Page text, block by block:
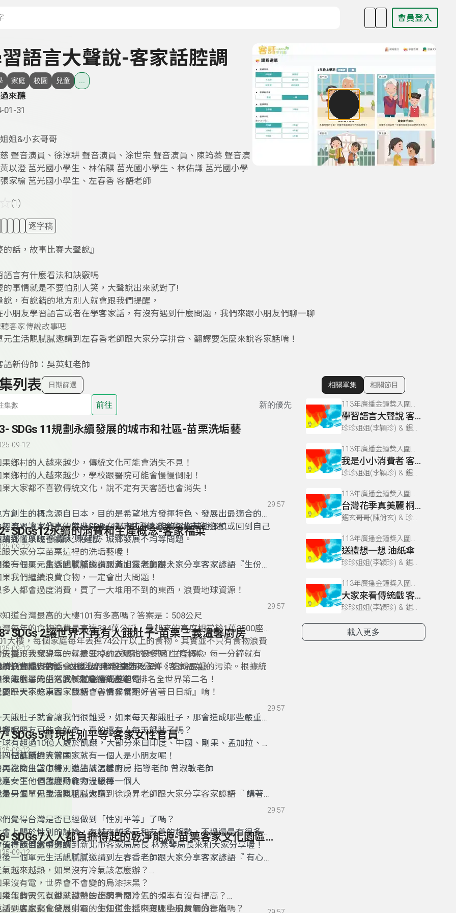
會員登入
語言大聲說-客家話腔調
家庭 校園 兒童
來聽
01-31
姐&小玄哥哥
聲音演員、徐淳耕 聲音演員、涂世宗 聲音演員、陳筠蓁 聲音演
以澄 莒光國小學生、林佑騏 莒光國小學生、林佑謙 莒光國小學
家榆 莒光國小學生、左春香 客語老師
(1)
逐字稿
話，故事比賽大聲說』
語言有什麼看法和訣竅嗎
的事情就是不要怕別人笑，大聲說出來就對了!
說，有說錯的地方別人就會跟我們提醒，
小朋友學習語言或者在學客家話，有沒有遇到什麼問題，我們來跟小朋友們聊一聊
客家傳說故事吧
元生活靚膩膩邀請到左春香老師跟大家分享拼音、翻譯要怎麼來說客家話唷！
語新傳師：吳英虹老師
列表 日期篩選
前往 新的優先
SDGs 11規劃永續發展的城市和社區-苗栗洗垢藝
09-12
果鄉村的人越來越少，傳統文化可能會消失不見！
果鄉村的人越來越少，學校跟醫院可能會慢慢倒閉！
果大家都不喜歡傳統文化，說不定有天客語也會消失！
方創生的概念源自日本，目的是希望地方發揮特色、發展出最適合的在
經濟。讓人們不一定非得要在都市工作，能夠選擇其他鄉鎮或回到自己
故鄉，以改善高齡少子化、城鄉發展不均等問題。
天要跟大家分享的就是SDGs 11規劃永續發展的城市和社區
請到懂栗嗨 負責人 陳建成
跟大家分享苗栗這裡的洗垢藝喔！
後一個單元生活靚膩膩邀請到黃旭霞老師跟大家分享客家諺語『生份地
好賺錢，熟地好過年』唷！
29:57
SDGs12永續的消費和生產概念-客家福菜
09-12
果有一天，舊衣回收箱的衣服滿出來怎麼辦？
果我們繼續浪費食物，一定會出大問題！
多人都會過度消費，買了一大堆用不到的東西，浪費地球資源！
知道台灣最高的大樓101有多高嗎？答案是：508公尺
灣每年的食物浪費量高達384萬公噸，疊起來的高度相當於1萬3500座
大樓，每個家庭每年丟掉74公斤以上的食物。其實並不只有食物浪費
危機，我發現每一年被丟掉的衣服也很多呢！在台灣，每一分鐘就有
件衣服被丟棄，衣服上的顏料會流入海洋，造成嚴重的污染。根據統
，海水污染中有20%來自紡織產業，排名全世界第二名！
天要跟大家分享的就是SDGs12永續的消費和生產概念
請到台北市客委會主委 周羿希主委來分享《客家福菜》
後一個單元生活靚膩膩邀請到黃旭霞
師跟大家分享客家諺語『省食餐餐飽，省著日日新』唷！
29:57
SDGs 2讓世界不再有人餓肚子-苗栗三義溫馨廚房
09-12
續浪費糧食的話…以後我們都沒東西吃了！
果餓肚子的話，我一定會瘦成皮包骨
要一天不吃東西，我就會心情非常不好
天餓肚子就會讓我們很難受，如果每天都餓肚子，那會造成哪些嚴重的
響呢？
多小朋友可能會好奇，真的還有人每天餓肚子嗎？
球有超過10億人處於飢餓，大部分來自印度、中國、剛果、孟加拉、印
、巴基斯坦等等國家。
四個飢餓的人當中，就有一個人是小朋友呢！
天在節目當中特別邀請到溫馨廚房 指導老師 曾淑敏老師
享一下他們怎麼用食物溫暖每一個人
後一個單元生活靚膩膩邀請到徐煥昇老師跟大家分享客家諺語『 講著
29:57
SDGs5實現性別平等-客家女性官員
09-12
再說女生該怎樣、男生該怎樣
是女生，但我運動能力一級棒
是男生，但我沒有粗心大意
們覺得台灣是否已經做到「性別平等」了嗎？
會上關於性別的討論，有越來越多元和友善的趨勢，不過還是有很多地
值得我們繼續努力
天在節目當中邀請到新北市客家局局長 林素琴局長來和大家分享喔！
後一個單元生活靚膩膩邀請到左春香老師跟大家分享客家諺語『 有心
石石成磚，無心打井井無泉』唷！
29:57
46- SDGs7人人都負擔得起的乾淨能源-苗栗客家文化園區（會呼吸的建築）
09-12
氣越來越熱，如果沒有冷氣該怎麼辦？
果沒有電，世界會不會變的烏漆抹黑？
果沒有電，以後就沒辦法上網看影片！
幾年的天氣有越來越熱的趨勢，開冷氣的頻率有沒有提高？
活中處處都會使用到電，你知道生活中有哪些浪費電的行為嗎？
請到客家文化發展中心的主任何金樑來跟大小朋友們分享喔
顯示相關單集
相關單集 相關節目
113年廣播金鐘獎入圍節目–耳公過來聽(兒童節目主持人獎)
學習語言大聲說 客家話腔調
珍珍姐姐(李穎珍) & 鋸玄哥哥(陳佾玄)
113年廣播金鐘獎入圍節目–耳公過來聽(兒童節目主持人獎)
我是小小消費者 客家人節約美德
珍珍姐姐(李穎珍) & 鋸玄哥哥(陳佾玄)
113年廣播金鐘獎入圍節目–耳公過來聽(兒童節目主持人獎)
台灣花季真美麗 桐花祭
鋸玄哥哥(陳佾玄) & 珍珍姐姐(李穎珍)
113年廣播金鐘獎入圍節目–耳公過來聽(兒童節目主持人獎)
送禮想一想 油紙傘
珍珍姐姐(李穎珍) & 鋸玄哥哥(陳佾玄)
113年廣播金鐘獎入圍節目–耳公過來聽(兒童節目主持人獎)
大家來看傳統戲 客家採茶戲
珍珍姐姐(李穎珍) & 鋸玄哥哥(陳佾玄)
載入更多